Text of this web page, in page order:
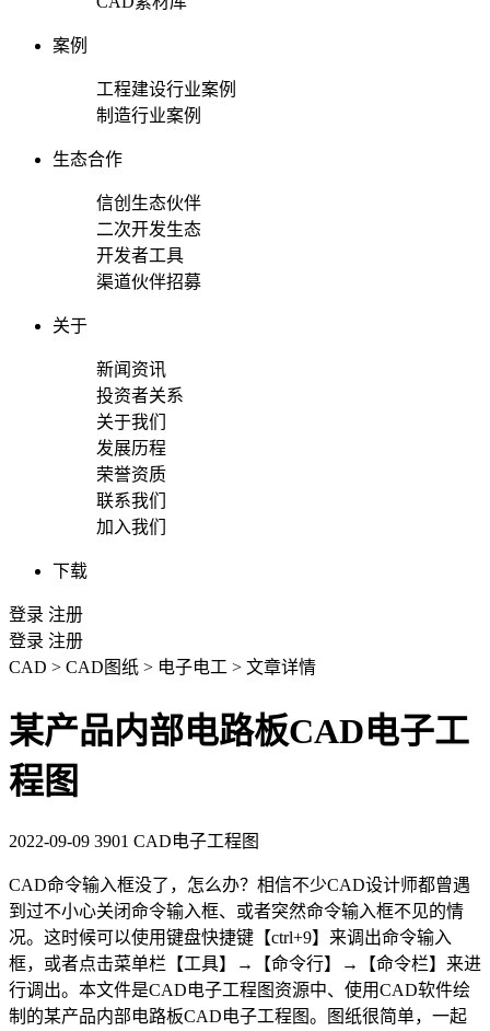
案例
工程建设行业案例
制造行业案例
生态合作
信创生态伙伴
二次开发生态
开发者工具
渠道伙伴招募
关于
新闻资讯
投资者关系
关于我们
发展历程
荣誉资质
联系我们
加入我们
下载
登录 注册
登录 注册
CAD > CAD图纸 > 电子电工 > 文章详情
某产品内部电路板CAD电子工
程图
2022-09-09 3901 CAD电子工程图
CAD命令输入框没了 ，怎么办？相信不少CAD设计师都曾遇
到过不小心关闭命令输入框、或者突然命令输入框不见的情
况。这时候可以使用键盘快捷键【ctrl+9】来调出命令输入
框，或者点击菜单栏【工具】→【命令行】→【命令栏】来进
行调出。本文件是CAD电子工程图资源中、使用CAD软件绘
制的某产品内部电路板CAD电子工程图。
图纸很简单，一起